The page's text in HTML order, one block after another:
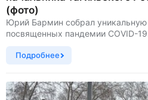
(фото)
Юрий Бармин собрал уникальную
посвященных пандемии COVID-
Подробнее